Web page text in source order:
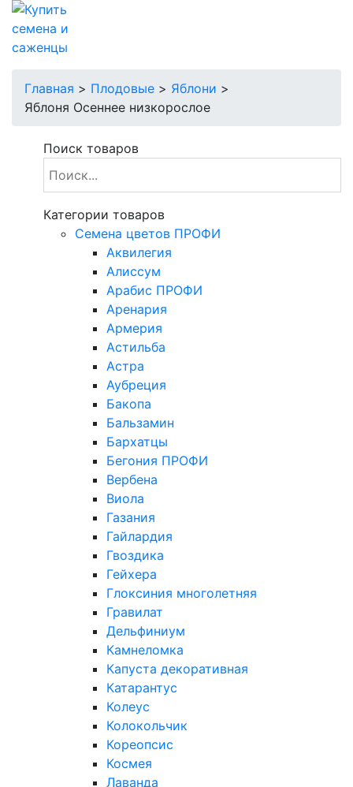
Главная > Плодовые > Яблони >
Яблоня Осеннее низкорослое
Поиск товаров
Категории товаров
Cемена цветов ПРОФИ
Аквилегия
Алиссум
Арабис ПРОФИ
Аренария
Армерия
Астильба
Астра
Аубреция
Бакопа
Бальзамин
Бархатцы
Бегония ПРОФИ
Вербена
Виола
Газания
Гайлардия
Гвоздика
Гейхера
Глоксиния многолетняя
Гравилат
Дельфиниум
Камнеломка
Капуста декоративная
Катарантус
Колеус
Колокольчик
Кореопсис
Космея
Лаванда